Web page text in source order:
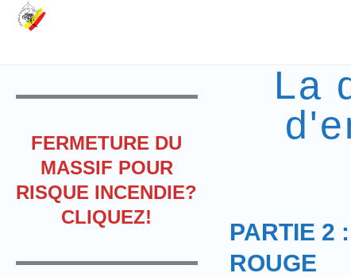
La
PARTIE 2
ROUGE
FERMETURE DU
MASSIF POUR
RISQUE INCENDIE?
CLIQUEZ!